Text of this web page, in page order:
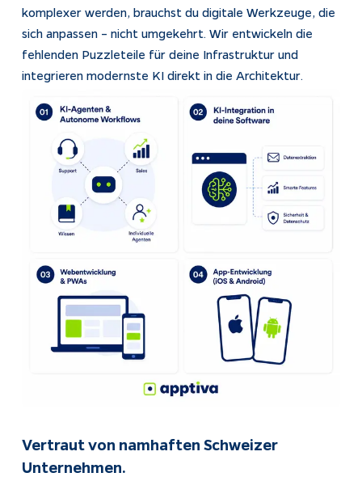
komplexer werden, brauchst du digitale Werkzeuge, die
sich anpassen – nicht umgekehrt. Wir entwickeln die
fehlenden Puzzleteile für deine Infrastruktur und
integrieren modernste KI direkt in die Architektur.
Vertraut von namhaften Schweizer
Unternehmen.